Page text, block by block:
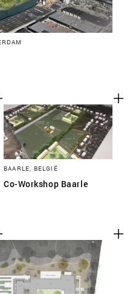
BAARLE, BELGIË
Co-Workshop Baarle